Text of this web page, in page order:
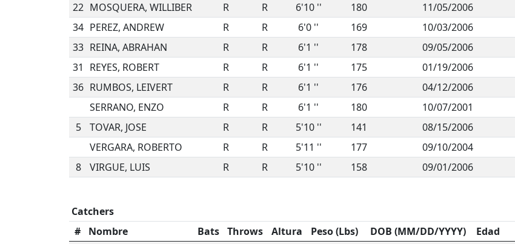
22 MOSQUERA, WILLIBER R R 6'10 '' 180 11/05/2006
34 PEREZ, ANDREW R R 6'0 '' 169 10/03/2006
33 REINA, ABRAHAN R R 6'1 '' 178 09/05/2006
31
REYES, ROBERT R R 6'1 '' 175 01/19/2006
36 RUMBOS, LEIVERT R R 6'1 '' 176 04/12/2006
SERRANO, ENZO
R R 6'1 '' 180 10/07/2001
5
TOVAR, JOSE R R 5'10 '' 141 08/15/2006
VERGARA, ROBERTO
R R 5'11 '' 177 09/10/2004
8
VIRGUE, LUIS R R 5'10 '' 158 09/01/2006
Catchers
#
Nombre Bats Throws Altura Peso (Lbs) DOB (MM/DD/YYYY) Edad